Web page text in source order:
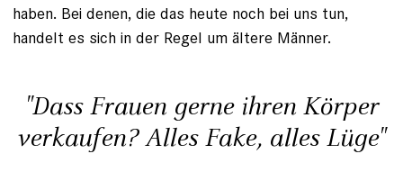
haben. Bei denen, die das heute noch bei uns tun,
handelt es sich in der Regel um ältere Männer.
"Dass Frauen gerne ihren Körper
verkaufen? Alles Fake, alles Lüge"